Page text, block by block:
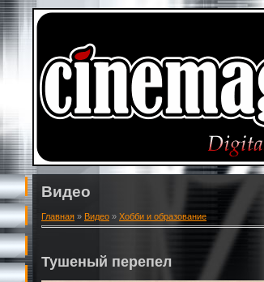
Видео
Главная » Видео » Хобби и образование
Тушеный перепел